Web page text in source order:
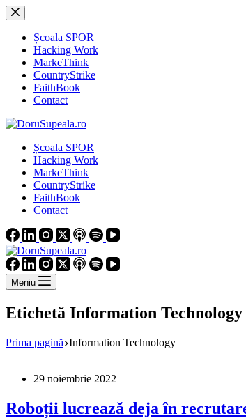
Sari
la
conținutȘcoala SPOR
Hacking Work
MarkeThink
CountryStrike
FaithBook
Contact
Școala SPOR
Hacking Work
MarkeThink
CountryStrike
FaithBook
Contact
Meniu
Etichetă Information Technology
Prima pagină Information Technology
29 noiembrie 2022
Roboții lucrează deja în